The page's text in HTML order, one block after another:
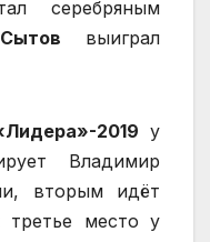
серебряным
выиграл
2019 у
Владимир
вторым идёт
место у